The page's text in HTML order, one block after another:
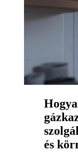
és